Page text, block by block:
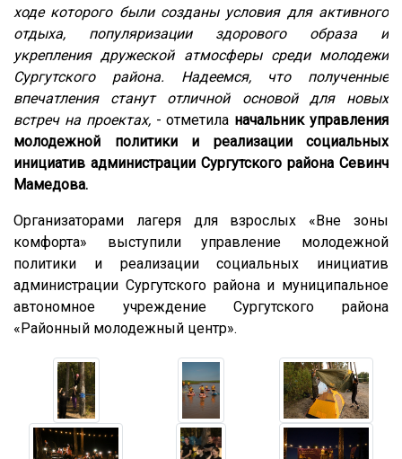
ходе которого были созданы условия для активного
отдыха, популяризации здорового образа и
укрепления дружеской атмосферы среди молодежи
Сургутского района. Надеемся, что полученные
впечатления станут отличной основой для новых
встреч на проектах,- отметила начальник управления
молодежной политики и реализации социальных
инициатив администрации Сургутского района Севинч
Мамедова.
Организаторами лагеря для взрослых «Вне зоны
комфорта» выступили управление молодежной
политики и реализации социальных инициатив
администрации Сургутского района и муниципальное
автономное учреждение Сургутского района
«Районный молодежный центр».